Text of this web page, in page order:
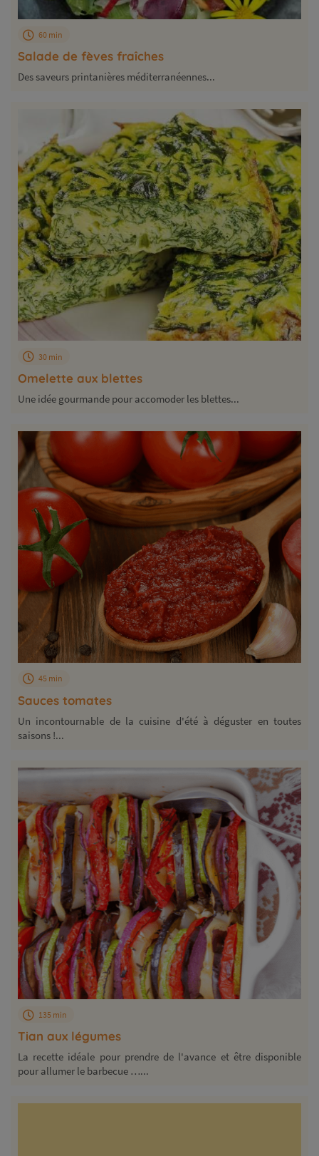
Salade de fèves fraîches
60 min
Des saveurs printanières méditerranéennes...
Omelette aux blettes
30 min
Une idée gourmande pour accomoder les blettes...
Sauces tomates
45 min
Un incontournable de la cuisine d'été à déguster en toutes
saisons !...
Tian aux légumes
135 min
La recette idéale pour prendre de l'avance et être disponible
pour allumer le barbecue …...